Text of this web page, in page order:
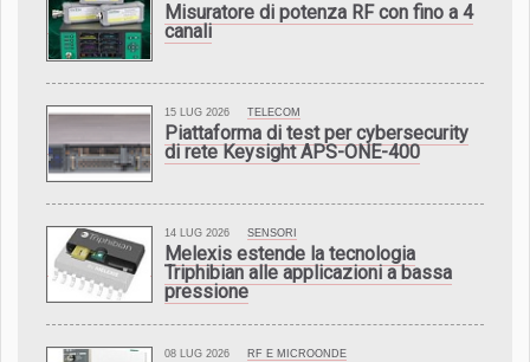
Misuratore di potenza RF con fino a 4
canali
15 LUG 2026 TELECOM
Piattaforma di test per cybersecurity
di rete Keysight APS-ONE-400
14 LUG 2026 SENSORI
Melexis estende la tecnologia
Triphibian alle applicazioni a bassa
pressione
08 LUG 2026 RF E MICROONDE